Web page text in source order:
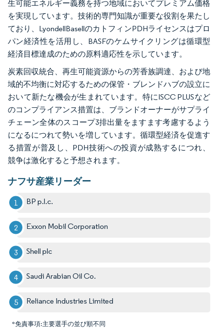
生可能エネルギー義務を持つ地域においてプレミアム価格
を実現しています。技術的専門知識が重要な役割を果たし
ており、LyondellBasellのカトフィンPDHライセンスはプロ
パン経済性を活用し、BASFのケムサイクリングは循環型
経済目標達成のための原料適応性を示しています。
炭素回収統合、再生可能資源からの芳香族調達、および地
域的不均衡に対応するための保管・ブレンドハブの設立に
おいて新たな機会が生まれています。特にISCC PLUSなど
のコンプライアンス措置は、ブランドオーナーがサプライ
チェーン全体のスコープ3排出量をますます考慮するよう
になるにつれて勢いを増しています。循環型経済を促進す
る措置が普及し、PDH技術への投資が成熟するにつれ、
競争は激化すると予想されます。
ナフサ産業リーダー
BP p.l.c.
Exxon Mobil Corporation
Shell plc
Saudi Arabian Oil Co.
Reliance Industries Limited
*免責事項:主要選手の並び順不同